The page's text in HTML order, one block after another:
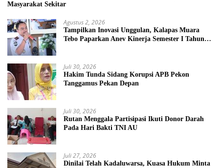
Masyarakat Sekitar
Agustus 2, 2026
Tampilkan Inovasi Unggulan, Kalapas Muara
Tebo Paparkan Anev Kinerja Semester I Tahun
Juli 30, 2026
Hakim Tunda Sidang Korupsi APB Pekon
Tanggamus Pekan Depan
Juli 30, 2026
Rutan Menggala Partisipasi Ikuti Donor Darah
Pada Hari Bakti TNI AU
Juli 27, 2026
Dinilai Telah Kadaluwarsa, Kuasa Hukum Minta